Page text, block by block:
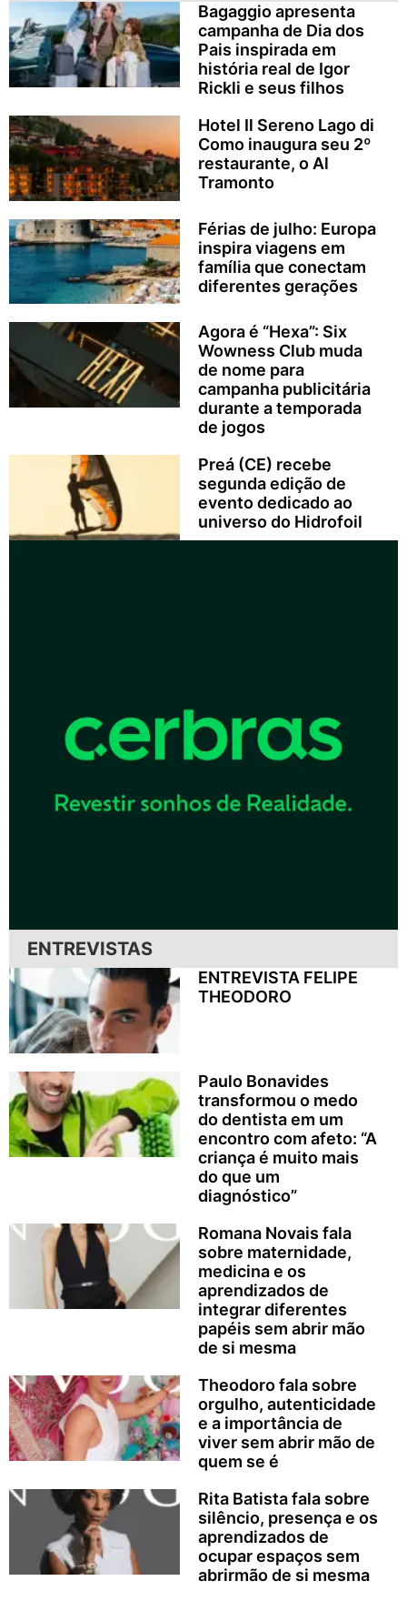
Bagaggio apresenta
campanha de Dia dos
Pais inspirada em
história real de Igor
Rickli e seus filhos
Hotel Il Sereno Lago di
Como inaugura seu 2º
restaurante, o Al
Tramonto
Férias de julho: Europa
inspira viagens em
família que conectam
diferentes gerações
Agora é “Hexa”: Six
Wowness Club muda
de nome para
campanha publicitária
durante a temporada
de jogos
Preá (CE) recebe
segunda edição de
evento dedicado ao
universo do Hidrofoil
ENTREVISTAS
ENTREVISTA FELIPE
THEODORO
Paulo Bonavides
transformou o medo
do dentista em um
encontro com afeto: “A
criança é muito mais
do que um
diagnóstico”
Romana Novais fala
sobre maternidade,
medicina e os
aprendizados de
integrar diferentes
papéis sem abrir mão
de si mesma
Theodoro fala sobre
orgulho, autenticidade
e a importância de
viver sem abrir mão de
quem se é
Rita Batista fala sobre
silêncio, presença e os
aprendizados de
ocupar espaços sem
abrirmão de si mesma